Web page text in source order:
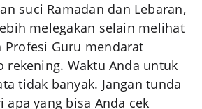
suci Ramadan dan Lebaran,
melegakan selain melihat
Profesi Guru mendarat
rekening. Waktu Anda untuk
tidak banyak. Jangan tunda
apa yang bisa Anda cek